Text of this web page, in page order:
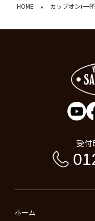
HOME » カップオン(一
受付
ホーム